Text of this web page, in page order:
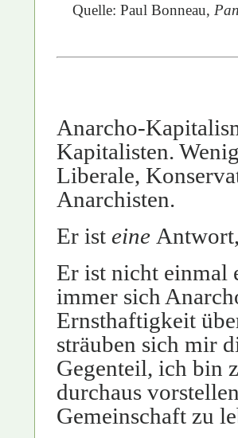
Quelle: Paul Bonneau,
Anarcho-
Kapitalisten.
Liberale,
Anarchisten.
Er ist eine
Er ist nicht einmal
immer sich
Ernsthaftigkeit
sträuben sich mir
Gegenteil, ich bin
durchaus
Gemeinschaft zu